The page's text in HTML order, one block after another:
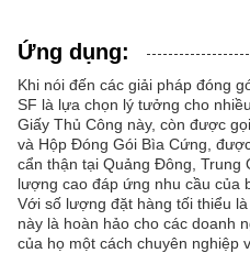
Ứng dụng:
Khi nói đến các giải pháp đóng
SF là lựa chọn lý tưởng cho
Giấy Thủ Công này, còn được
và Hộp Đóng Gói Bìa Cứng,
cẩn thận tại Quảng Đông, Trung
lượng cao đáp ứng nhu cầu của
Với số lượng đặt hàng tối thiểu
này là hoàn hảo cho các doanh
của họ một cách chuyên nghiệp